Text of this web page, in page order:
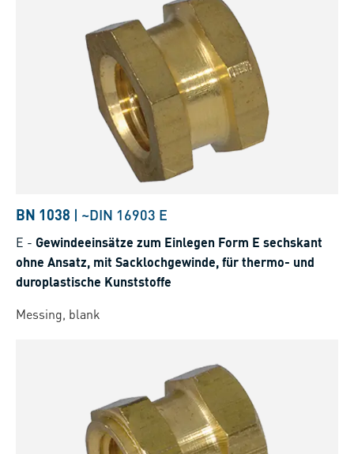
BN 1038 | ~DIN 16903 E
E - Gewindeeinsätze zum Einlegen Form E sechskant
ohne Ansatz, mit Sacklochgewinde, für thermo- und
duroplastische Kunststoffe
Messing, blank